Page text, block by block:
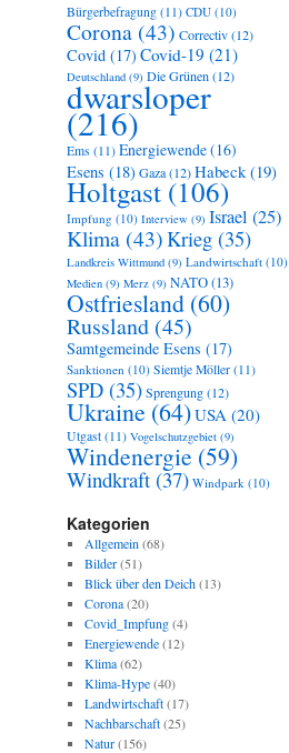
Bürgerbefragung (11) CDU (10)
Corona (43) Correctiv(12)
Covid (17) Covid-19 (21)
Deutschland (9) Die Grünen(12)
dwarsloper
(216)
Ems (11) Energiewende(16)
Esens (18)Gaza(12)Habeck(19)
Holtgast (106)
Impfung (10) Interview (9) Israel (25)
Klima (43)Krieg (35)
Landkreis Wittmund (9) Landwirtschaft (10)
Medien (9) Merz (9) NATO(13)
Ostfriesland (60)
Russland (45)
Samtgemeinde Esens (17)
Sanktionen (10) Siemtje Möller (11)
SPD (35)Sprengung(12)
Ukraine (64)USA (20)
Utgast (11) Vogelschutzgebiet (9)
Windenergie (59)
Windkraft (37) Windpark (10)
Kategorien
Allgemein (68)
Bilder(51)
Blick über den Deich(13)
Corona(20)
Covid_Impfung(4)
Energiewende(12)
Klima(62)
Klima-Hype(40)
Landwirtschaft(17)
Nachbarschaft(25)
Natur(156)